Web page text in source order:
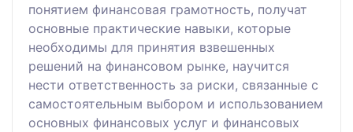
понятием финансовая грамотность, получат
основные практические навыки, которые
необходимы для принятия взвешенных
решений на финансовом рынке, научится
нести ответственность за риски, связанные с
самостоятельным выбором и использованием
основных финансовых услуг и финансовых